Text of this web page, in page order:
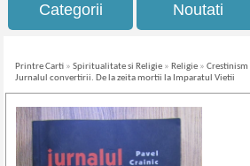
Categorii Noutati
Printre Carti »Spiritualitate si Religie » Religie »Crestinism
Jurnalul convertirii. De la zeita mortii la Imparatul Vietii